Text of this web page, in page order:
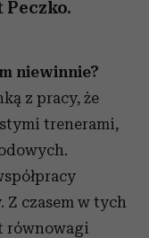
niewinnie?
z pracy, że
trenerami,
Z czasem w tych
równowagi